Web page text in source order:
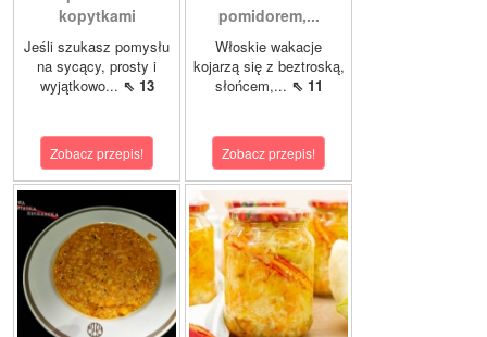
kopytkami
Jeśli szukasz pomysłu
na sycący, prosty i
wyjątkowo... ⇖ 13
Zobacz przepis!
pomidorem,...
Włoskie wakacje
kojarzą się z beztroską,
słońcem,... ⇖ 11
Zobacz przepis!